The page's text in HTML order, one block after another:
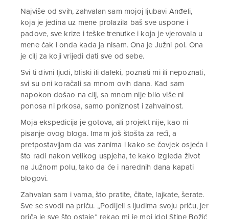
Najviše od svih, zahvalan sam mojoj ljubavi Anđeli,
koja je jedina uz mene prolazila baš sve uspone i
padove, sve krize i teške trenutke i koja je vjerovala u
mene čak i onda kada ja nisam. Ona je Južni pol. Ona
je cilj za koji vrijedi dati sve od sebe.
Svi ti divni ljudi, bliski ili daleki, poznati mi ili nepoznati,
svi su oni koračali sa mnom ovih dana. Kad sam
napokon došao na cilj, sa mnom nije bilo više ni
ponosa ni prkosa, samo poniznost i zahvalnost.
Moja ekspedicija je gotova, ali projekt nije, kao ni
pisanje ovog bloga. Imam još štošta za reći, a
pretpostavljam da vas zanima i kako se čovjek osjeća i
što radi nakon velikog uspjeha, te kako izgleda život
na Južnom polu, tako da će i narednih dana kapati
blogovi.
Zahvalan sam i vama, što pratite, čitate, lajkate, šerate.
Sve se svodi na priču. „Podijeli s ljudima svoju priču, jer
priča je sve što ostaje“ rekao mi je moj idol Stipe Božić